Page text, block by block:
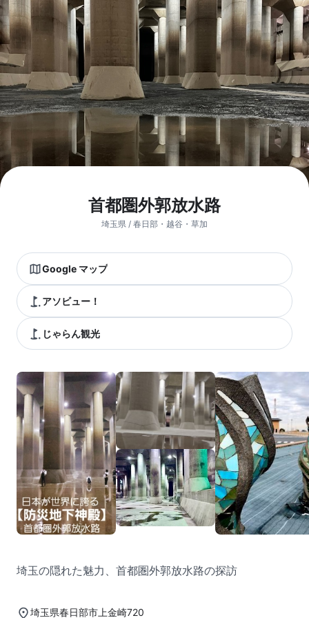
首都圏外郭放水路
埼玉県 / 春日部・越谷・草加
Google マップ
アソビュー！
じゃらん観光
埼玉の隠れた魅力、首都圏外郭放水路の探訪
埼玉県春日部市上金崎720